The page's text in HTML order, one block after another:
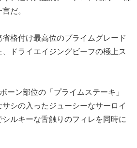
だ。
格付け最高位のプライムグレード
ドライエイジングビーフの極上ス
ーン部位の「プライムステーキ」
シの入ったジューシーなサーロイ
ルキーな舌触りのフィレを同時に